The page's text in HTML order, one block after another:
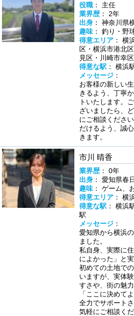
役職： 主任
業界歴： 2年
出身： 神奈川県
趣味： 釣り・野
得意エリア： 横
区・横浜市港北
見区・川崎市幸区
得意な駅 ： 横浜
メッセージ：
お客様の新しい
きるよう、丁寧
トいたします。
ざいましたら、
にご相談くださ
だけるよう、誠
きます。
市川 晴香
業界歴： 0年
出身： 愛知県春
趣味： ゲーム、
得意エリア： 横
得意な駅 ： 横浜
駅
メッセージ：
愛知県から横浜
ました。
私自身、実際に
によかった」と
初めての土地で
いますが、実体
すさや、街の魅
「ここに決めて
全力でサポート
気軽にご相談くだ